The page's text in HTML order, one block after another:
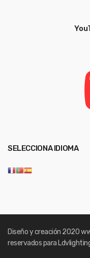
SELECCIONA IDIOMA
Diseño y creación 2020
reservados para